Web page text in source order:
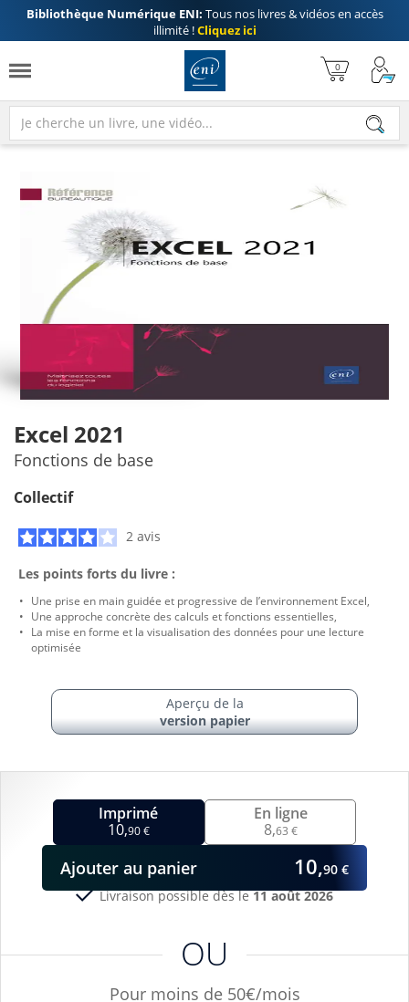
Bibliothèque Numérique ENI: Tous nos livres & vidéos en accès
illimité !Cliquez ici
Excel 2021
Fonctions de base
Collectif
2 avis
Imprimé
10,90 €
OU
Pour moins de 50€/mois
Livraison possible dès le11 août 2026
En ligne
8,63 €
Ajouter au panier 10,90 €
Les points forts du livre :
Une prise en main guidée et progressive de l’environnement Excel,
Une approche concrète des calculs et fonctions essentielles,
La mise en forme et la visualisation des données pour une lecture
optimisée
Aperçu de la
version papier